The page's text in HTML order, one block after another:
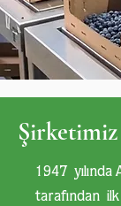
Şirketimiz
1947 yılında
tarafından